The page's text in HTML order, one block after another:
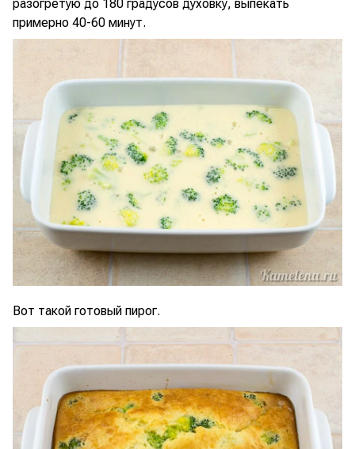
разогретую до 180 градусов духовку, выпекать
примерно 40-60 минут.
Вот такой готовый пирог.